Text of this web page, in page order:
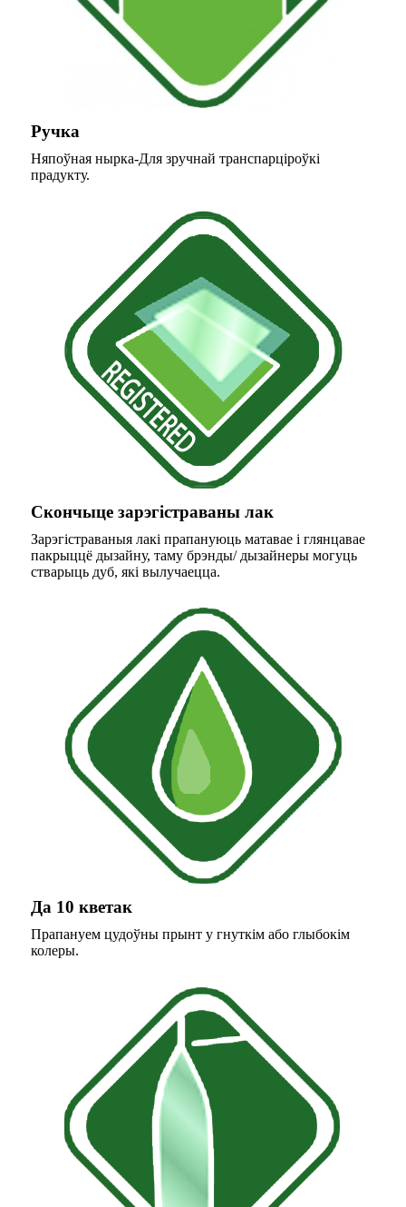
Ручка
Няпоўная нырка-Для зручнай транспарціроўкі
прадукту.
Скончыце зарэгістраваны лак
Зарэгістраваныя лакі прапануюць матавае і глянцавае
пакрыццё дызайну, таму брэнды/ дызайнеры могуць
стварыць дуб, які вылучаецца.
Да 10 кветак
Прапануем цудоўны прынт у гнуткім або глыбокім
колеры.